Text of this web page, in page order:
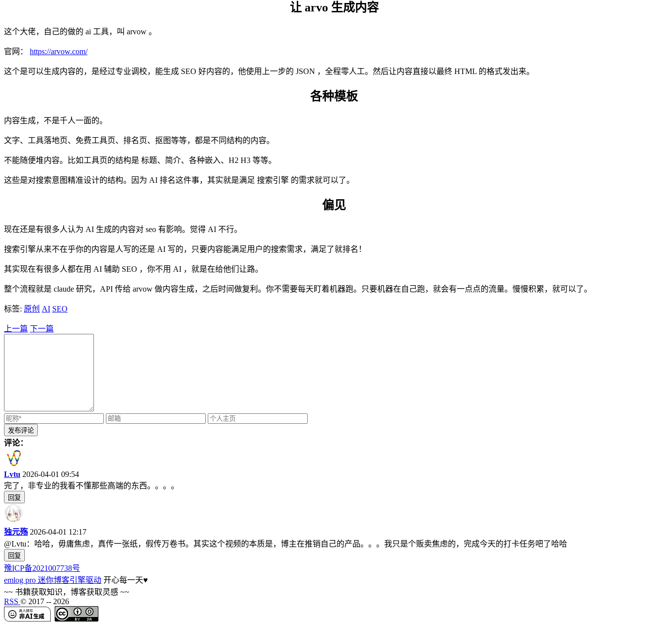
让 arvo 生成内容
这个大佬，自己的做的 ai 工具，叫 arvow 。
官网： https://arvow.com/
这个是可以生成内容的，是经过专业调校，能生成 SEO 好内容的，他使用上一步的 JSON ，全程零人工。然后让内容直接以最终 HTML 的格式发出来。
各种模板
内容生成，不是千人一面的。
文字、工具落地页、免费工具页、排名页、抠图等等，都是不同结构的内容。
不能随便堆内容。比如工具页的结构是 标题、简介、各种嵌入、H2 H3 等等。
这些是对搜索意图精准设计的结构。因为 AI 排名这件事，其实就是满足 搜索引擎 的需求就可以了。
偏见
现在还是有很多人认为 AI 生成的内容对 seo 有影响。觉得 AI 不行。
搜索引擎从来不在乎你的内容是人写的还是 AI 写的，只要内容能满足用户的搜索需求，满足了就排名！
其实现在有很多人都在用 AI 辅助 SEO ，你不用 AI ，就是在给他们让路。
整个流程就是 claude 研究，API 传给 arvow 做内容生成，之后时间做复利。你不需要每天盯着机器跑。只要机器在自己跑，就会有一点点的流量。慢慢积累，就可以了。
标签: 原创 AI SEO
上一篇 下一篇
评论：
Lvtu 2026-04-01 09:54
完了，非专业的我看不懂那些高端的东西。。。。
回复
独元殇 2026-04-01 12:17
@Lvtu：哈哈，毋庸焦虑，真传一张纸，假传万卷书。其实这个视频的本质是，博主在推销自己的产品。。。我只是个贩卖焦虑的，完成今天的打卡任务吧了哈哈
回复
豫ICP备2021007738号
emlog pro 迷你博客引擎驱动 开心每一天♥
~~ 书籍获取知识，博客获取灵感 ~~
RSS © 2017 -- 2026